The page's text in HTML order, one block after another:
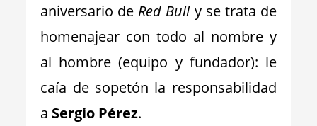
aniversario de Red Bull y se trata de
homenajear con todo al nombre y
al hombre (equipo y fundador): le
caía de sopetón la responsabilidad
a Sergio Pérez.